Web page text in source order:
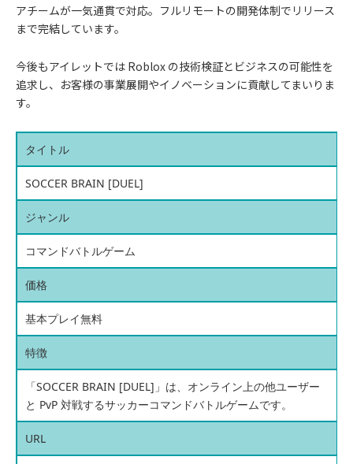
アチームが一気通貫で対応。フルリモートの開発体制でリリース
まで完結しています。
今後もアイレットでは Roblox の技術検証とビジネスの可能性を
追求し、お客様の事業展開やイノベーションに貢献してまいりま
す。
タイトル
SOCCER BRAIN [DUEL]
ジャンル
コマンドバトルゲーム
価格
基本プレイ無料
特徴
「SOCCER BRAIN [DUEL]」は、オンライン上の他ユーザー
と PvP 対戦するサッカーコマンドバトルゲームです。
URL